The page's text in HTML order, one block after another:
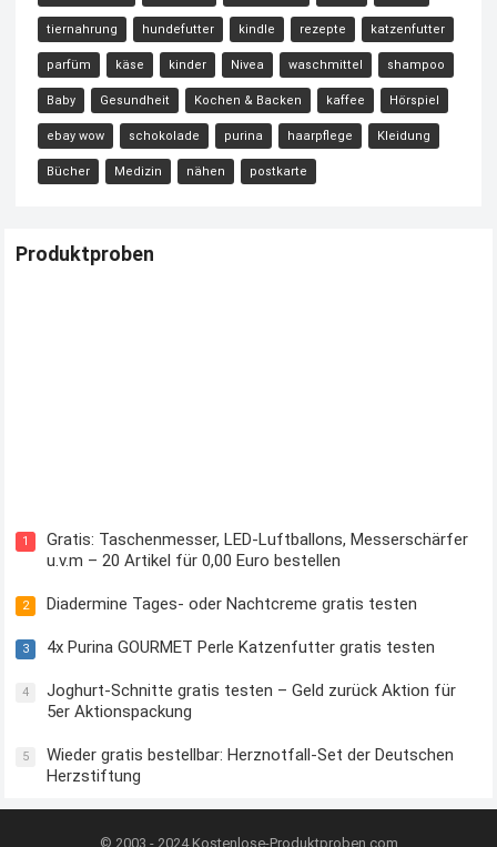
tiernahrung hundefutter kindle rezepte katzenfutter
parfüm käse kinder Nivea waschmittel shampoo
Baby Gesundheit Kochen & Backen kaffee Hörspiel
ebay wow schokolade purina haarpflege Kleidung
Bücher Medizin nähen postkarte
Produktproben
1
Gratis: Taschenmesser, LED-Luftballons, Messerschärfer
u.v.m – 20 Artikel für 0,00 Euro bestellen
2 Diadermine Tages- oder Nachtcreme gratis testen
3 4x Purina GOURMET Perle Katzenfutter gratis testen
4
Joghurt-Schnitte gratis testen – Geld zurück Aktion für
5er Aktionspackung
5
Wieder gratis bestellbar: Herznotfall-Set der Deutschen
Herzstiftung
© 2003 - 2024 Kostenlose-Produktproben.com